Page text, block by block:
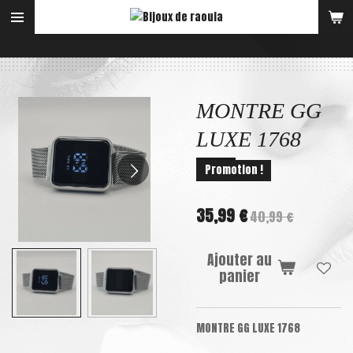
Passer
principal
MONTRE GG
LUXE 1768
Promotion !
35,99 €40,99 €
Ajouter au
panier
MONTRE GG LUXE 1768